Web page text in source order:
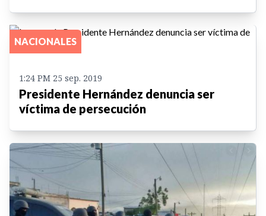
NACIONALES
1:24 PM 25 sep. 2019
Presidente Hernández denuncia ser
víctima de persecución